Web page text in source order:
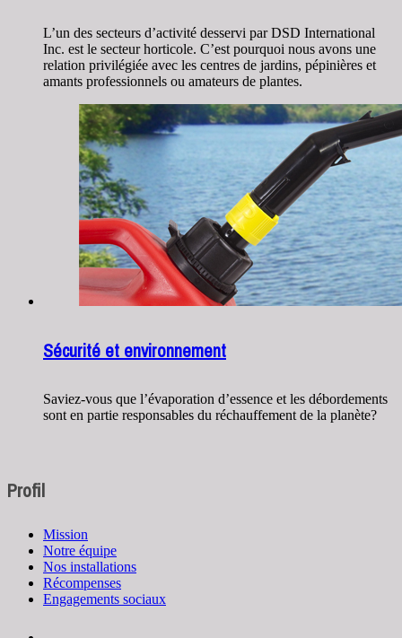
L’un des secteurs d’activité desservi par DSD International
Inc. est le secteur horticole. C’est pourquoi nous avons une
relation privilégiée avec les centres de jardins, pépinières et
amants professionnels ou amateurs de plantes.
Sécurité et environnement
Saviez-vous que l’évaporation d’essence et les débordements
sont en partie responsables du réchauffement de la planète?
Profil
Mission
Notre équipe
Nos installations
Récompenses
Engagements sociaux